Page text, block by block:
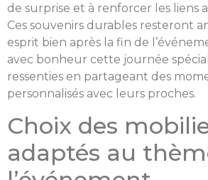
de surprise et à renforcer les liens
Ces souvenirs durables resteront
esprit bien après la fin de
avec bonheur cette journée
ressenties en partageant des
personnalisés avec leurs proches.
Choix des
adaptés au